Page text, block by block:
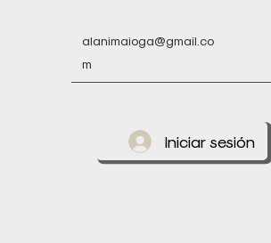
alanimaioga@gmail.co
m
Iniciar sesión